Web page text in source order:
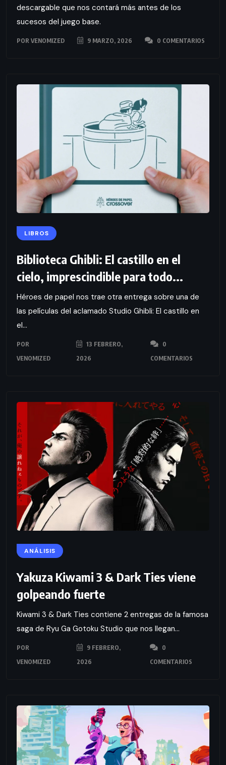
descargable que nos contará más antes de los
sucesos del juego base.
POR VENOMIZED 9 MARZO, 2026 0 COMENTARIOS
LIBROS
Biblioteca Ghibli: El castillo en el
cielo, imprescindible para todo...
Héroes de papel nos trae otra entrega sobre una de
las películas del aclamado Studio Ghibli: El castillo en
el...
POR
VENOMIZED
13 FEBRERO,
2026
0
COMENTARIOS
ANÁLISIS
Yakuza Kiwami 3 & Dark Ties viene
golpeando fuerte
Kiwami 3 & Dark Ties contiene 2 entregas de la famosa
saga de Ryu Ga Gotoku Studio que nos llegan...
POR
VENOMIZED
9 FEBRERO,
2026
0
COMENTARIOS